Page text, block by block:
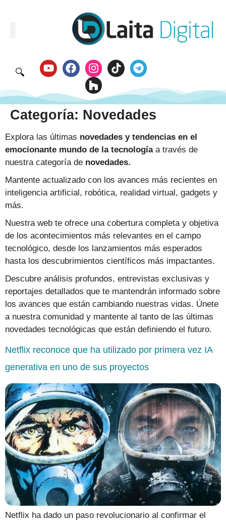
🔍
Categoría: Novedades
Explora las últimas novedades y tendencias en el
emocionante mundo de la tecnologíaa través de
nuestra categoría de novedades.
Mantente actualizado con los avances más recientes en
inteligencia artificial, robótica, realidad virtual, gadgets y
más.
Nuestra web te ofrece una cobertura completa y objetiva
de los acontecimientos más relevantes en el campo
tecnológico, desde los lanzamientos más esperados
hasta los descubrimientos científicos más impactantes.
Descubre análisis profundos, entrevistas exclusivas y
reportajes detallados que te mantendrán informado sobre
los avances que están cambiando nuestras vidas. Únete
a nuestra comunidad y mantente al tanto de las últimas
novedades tecnológicas que están definiendo el futuro.
Netflix reconoce que ha utilizado por primera vez IA
generativa en uno de sus proyectos
Netflix ha dado un paso revolucionario al confirmar el